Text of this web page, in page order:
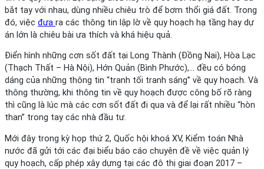
bắt tay với nhau, dùng nhiều chiêu trò để bơm thổi giá đất. Trong
đó, việc đưa ra các thông tin lập lờ về quy hoạch hạ tầng hay dự
án lớn là chiêu bài ưa thích và khá hiệu quả.
Điển hình những cơn sốt đất tại Long Thành (Đồng Nai), Hòa Lạc
(Thạch Thất – Hà Nội), Hớn Quản (Bình Phước),… đều có bóng
dáng của những thông tin “tranh tối tranh sáng” về quy hoạch. Và
thông thường, khi thông tin về quy hoạch được công bố rõ ràng
thì cũng là lúc mà các cơn sốt đất đi qua và để lại rất nhiều “hòn
than” trong tay các nhà đầu tư.
Mới đây trong kỳ họp thứ 2, Quốc hội khoá XV, Kiểm toán Nhà
nước đã gửi tới các đại biểu báo cáo chuyên đề về việc quản lý
quy hoạch, cấp phép xây dựng tại các đô thị giai đoạn 2017 –